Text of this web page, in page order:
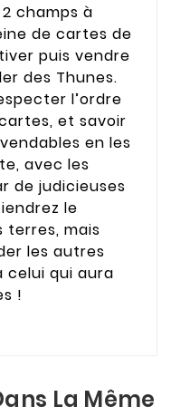
champs à
de cartes de
puis vendre
des Thunes.
l’ordre
et savoir
en les
avec les
de judicieuses
le
terres, mais
les autres
celui qui aura
!
La Même